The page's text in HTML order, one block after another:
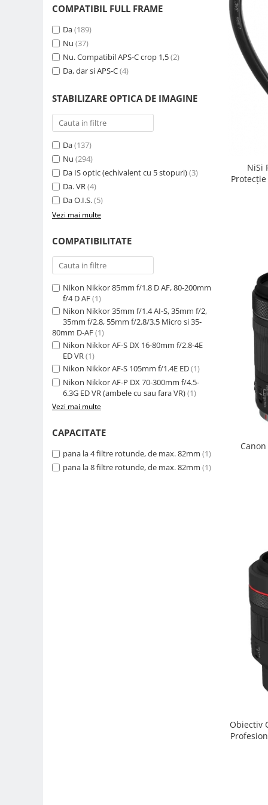
Genti Holster TopLoader
Genti, Troller Video
Rucsacuri Foto
Tocuri si huse protectie aparate
Hamuri si Centuri foto
Curele Aparat - Umar
Genti Laptop si iPad
Hand Strap / Grip
Accesorii genti si trollere
Video / Camere si accesorii
Camere video profesionale
Camere Video Cinematice
Camere video de actiune
Accesorii camere video de actiune
Accesorii drone
Acumulatori camere video
Lampi video
Stabilizatoare (Gimbal) / Steady
Accesorii diverse pt camere video
Camere Video Cinematice
COMPATIBIL FULL FRAME
Da(189)
Nu (37)
Nu. Compatibil APS-C crop 1,5(2)
Da, dar si APS-C(4)
STABILIZARE OPTICA DE IMAGINE
Da(137)
Nu (294)
Da IS optic (echivalent cu 5 stopuri)(3)
Da. VR(4)
Da O.I.S.(5)
Vezi mai multe
COMPATIBILITATE
Nikon Nikkor 85mm f/1.8 D AF, 80-200mm
f/4 D AF(1)
Nikon Nikkor 35mm f/1.4 AI-S, 35mm f/2,
35mm f/2.8, 55mm f/2.8/3.5 Micro si 35-
80mm D-AF(1)
Nikon Nikkor AF-S DX 16-80mm f/2.8-4E
ED VR(1)
Nikon Nikkor AF-S 105mm f/1.4E ED(1)
Nikon Nikkor AF-P DX 70-300mm f/4.5-
6.3G ED VR (ambele cu sau fara VR)(1)
Vezi mai multe
CAPACITATE
pana la 4 filtre rotunde, de max. 82mm (1)
pana la 8 filtre rotunde, de max. 82mm (1)
NiSi
Obiectiv